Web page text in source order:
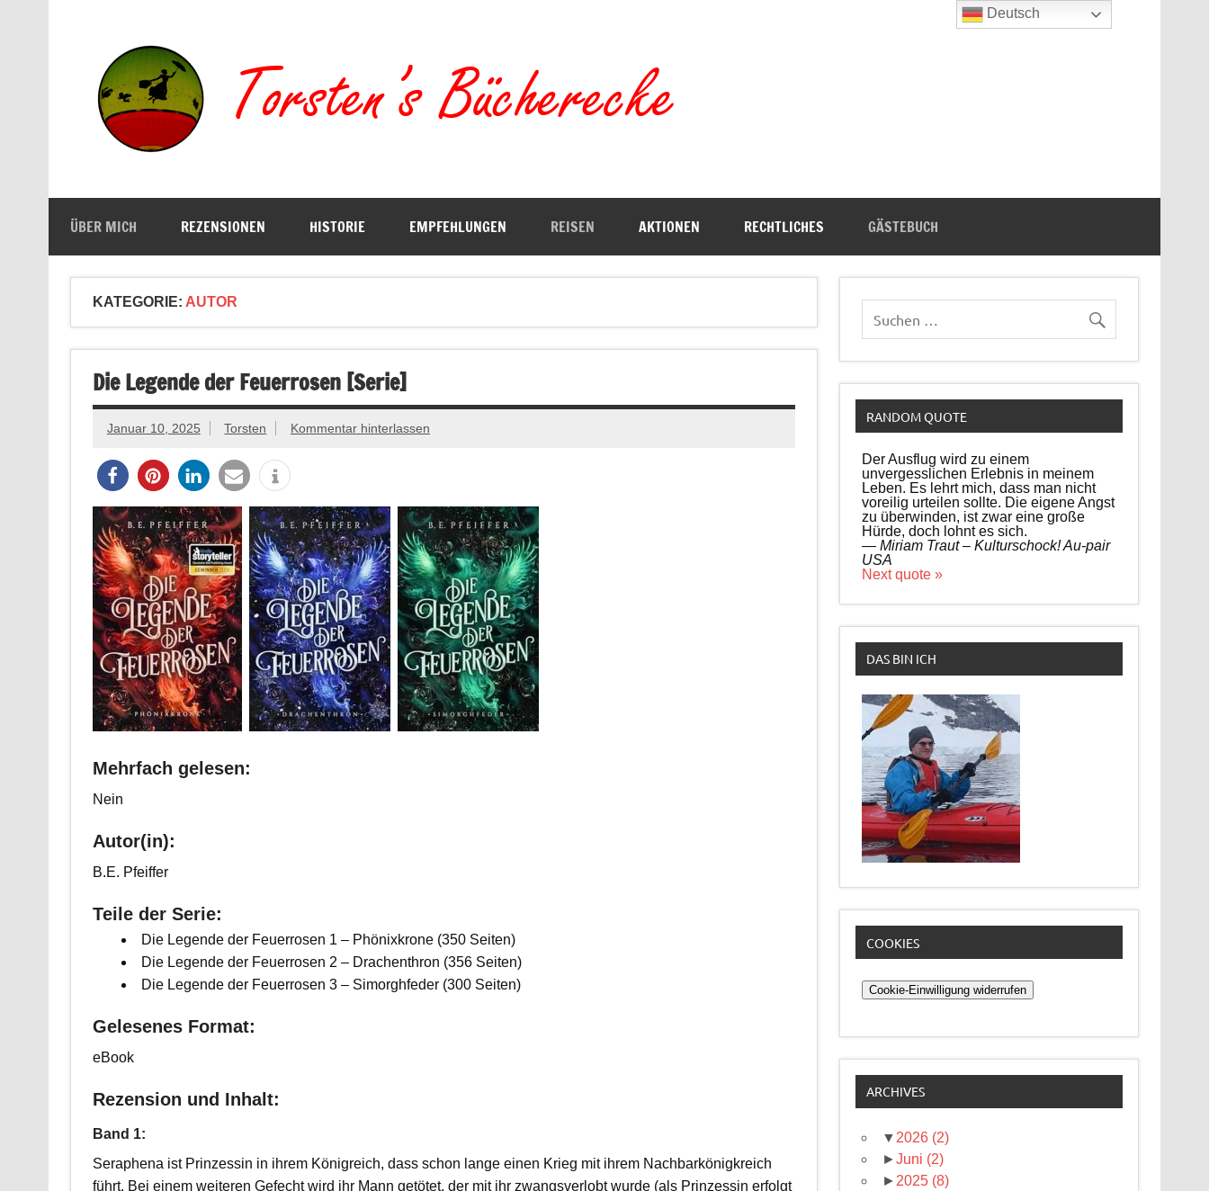
ÜBER MICH REZENSIONEN HISTORIE EMPFEHLUNGEN REISEN AKTIONEN RECHTLICHES GÄSTEBUCH
KATEGORIE: AUTOR
Die Legende der Feuerrosen [Serie]
Januar 10, 2025 Torsten Kommentar hinterlassen
Mehrfach gelesen:
Nein
Autor(in):
B.E. Pfeiffer
Teile der Serie:
Die Legende der Feuerrosen 1 – Phönixkrone (350 Seiten)
Die Legende der Feuerrosen 2 – Drachenthron (356 Seiten)
Die Legende der Feuerrosen 3 – Simorghfeder (300 Seiten)
Gelesenes Format:
eBook
Rezension und Inhalt:
Band 1:
Seraphena ist Prinzessin in ihrem Königreich, dass schon lange einen Krieg mit ihrem Nachbarkönigkreich
führt. Bei einem weiteren Gefecht wird ihr Mann getötet, der mit ihr zwangsverlobt wurde (als Prinzessin erfolgt
RANDOM QUOTE
Der Ausflug wird zu einem
unvergesslichen Erlebnis in meinem
Leben. Es lehrt mich, dass man nicht
voreilig urteilen sollte. Die eigene Angst
zu überwinden, ist zwar eine große
Hürde, doch lohnt es sich.
—Miriam Traut – Kulturschock! Au-pair
USA
Next quote »
DAS BIN ICH
COOKIES
Cookie-Einwilligung widerrufen
ARCHIVES
▼ 2026 (2)
►Juni (2)
► 2025 (8)
Deutsch